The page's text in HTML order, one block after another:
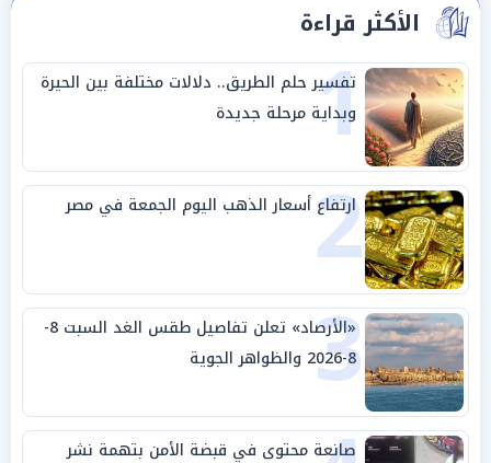
الأكثر قراءة
1
تفسير حلم الطريق.. دلالات مختلفة بين الحيرة
وبداية مرحلة جديدة
2
ارتفاع أسعار الذهب اليوم الجمعة في مصر
3
«الأرصاد» تعلن تفاصيل طقس الغد السبت 8-
8-2026 والظواهر الجوية
صانعة محتوى في قبضة الأمن بتهمة نشر